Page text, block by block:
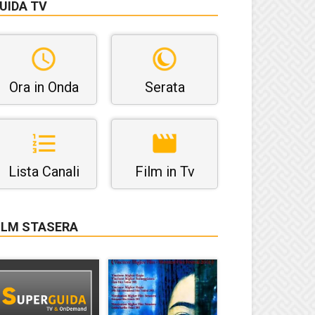
TV
Ora in Onda Serata
Lista Canali Film in Tv
STASERA